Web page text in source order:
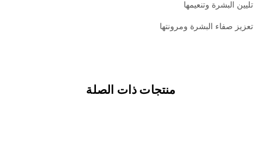
تليين البشرة وتنعيمها
تعزيز صفاء البشرة ومرونتها
منتجات ذات الصلة